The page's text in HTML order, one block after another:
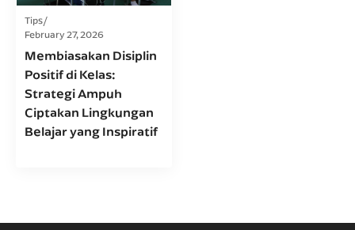
Tips
February 27, 2026
Membiasakan Disiplin
Positif di Kelas:
Strategi Ampuh
Ciptakan Lingkungan
Belajar yang Inspiratif